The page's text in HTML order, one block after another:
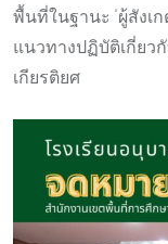
พื้นที่ในฐานะ “ผู้สังเ
แนวทางปฏิบัติเกี่ยว
เกียรติยศ